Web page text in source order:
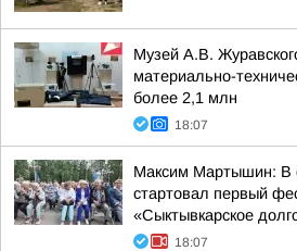
Музей А.В.
материально-
более 2,1 млн
18:07
Максим Мартышин: В
стартовал первый
«Сыктывкарское
18:07